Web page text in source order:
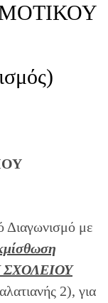
Διαγωνισμό με
2), για